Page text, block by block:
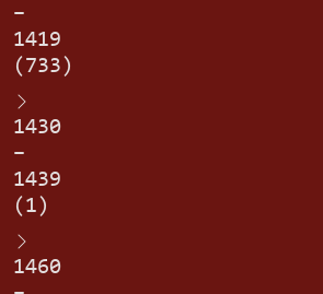
–
1419
(733)
1430
–
1439
(1)
1460